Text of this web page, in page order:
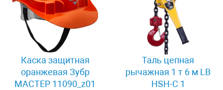
Каска защитная
оранжевая Зубр
МАСТЕР 11090_z01
Таль цепная
рычажная 1 т 6 м LB
HSH-C 1